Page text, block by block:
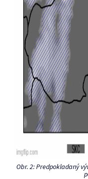
Obr. 2: Predpokladaný